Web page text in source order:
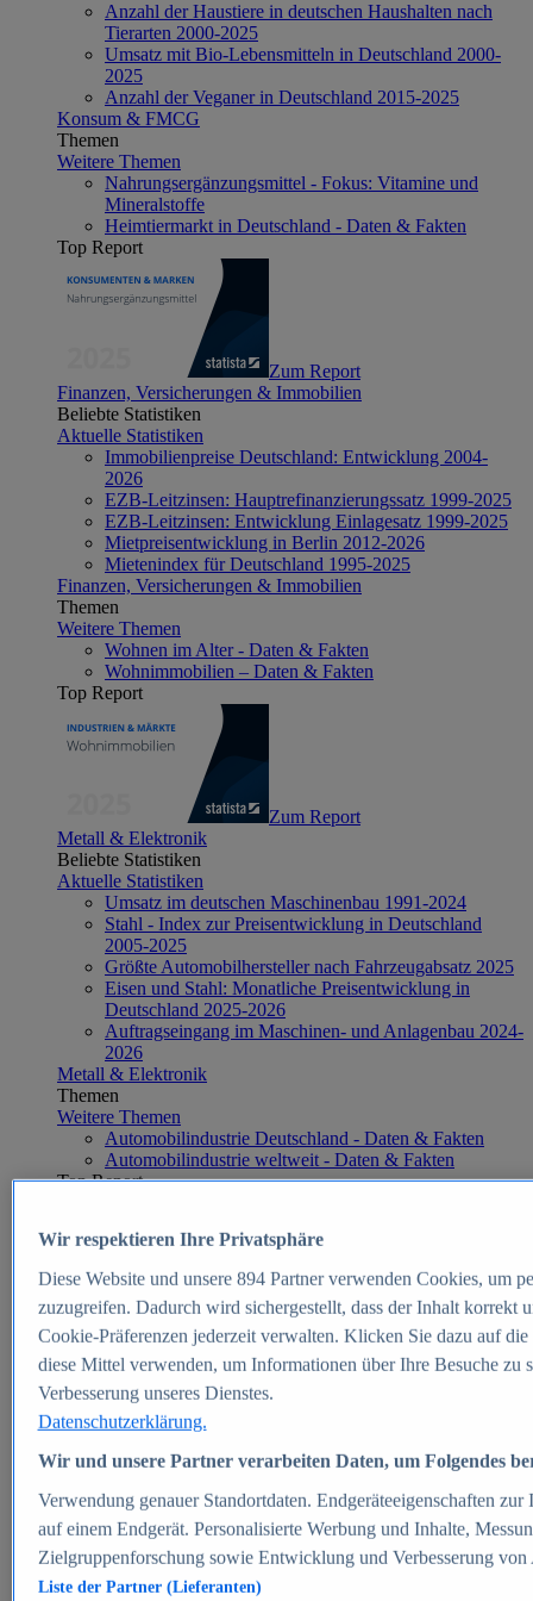
Anzahl der Haustiere in deutschen Haushalten nach
Tierarten 2000-2025
Umsatz mit Bio-Lebensmitteln in Deutschland 2000-
2025
Anzahl der Veganer in Deutschland 2015-2025
Konsum & FMCG
Themen
Weitere Themen
Nahrungsergänzungsmittel - Fokus: Vitamine und
Mineralstoffe
Heimtiermarkt in Deutschland - Daten & Fakten
Top Report
Zum Report
Finanzen, Versicherungen & Immobilien
Beliebte Statistiken
Aktuelle Statistiken
Immobilienpreise Deutschland: Entwicklung 2004-
2026
EZB-Leitzinsen: Hauptrefinanzierungssatz 1999-2025
EZB-Leitzinsen: Entwicklung Einlagesatz 1999-2025
Mietpreisentwicklung in Berlin 2012-2026
Mietenindex für Deutschland 1995-2025
Finanzen, Versicherungen & Immobilien
Themen
Weitere Themen
Wohnen im Alter - Daten & Fakten
Wohnimmobilien – Daten & Fakten
Top Report
Zum Report
Metall & Elektronik
Beliebte Statistiken
Aktuelle Statistiken
Umsatz im deutschen Maschinenbau 1991-2024
Stahl - Index zur Preisentwicklung in Deutschland
2005-2025
Größte Automobilhersteller nach Fahrzeugabsatz 2025
Eisen und Stahl: Monatliche Preisentwicklung in
Deutschland 2025-2026
Auftragseingang im Maschinen- und Anlagenbau 2024-
2026
Metall & Elektronik
Themen
Weitere Themen
Automobilindustrie Deutschland - Daten & Fakten
Automobilindustrie weltweit - Daten & Fakten
Top Report
Zum Report
E-commerce
Beliebte Statistiken
Aktuelle Statistiken
E-Commerce - Entwicklung des Umsatzes in
Deutschland 1999-2025
Umsatz von Amazon in Deutschland und weltweit
2010-2025
B2C-E-Commerce: Top-50 Online Shops in
Deutschland 2024
Marktanteile von Online-Zahlungsverfahren in
Deutschland 2024
Umsatzstarke Warengruppen im Online-Handel in
Deutschland 2023-2025
Wir respektieren Ihre Privatsphäre
Diese Website und unsere 894Partner verwenden Cookies, um
zuzugreifen. Dadurch wird sichergestellt, dass der Inhalt korrekt
Cookie-Präferenzen jederzeit verwalten. Klicken Sie dazu auf
diese Mittel verwenden, um Informationen über Ihre Besuche
Verbesserung unseres Dienstes.
Datenschutzerklärung.
Wir und unsere Partner verarbeiten Daten, um Folgendes
Verwendung genauer Standortdaten. Endgeräteeigenschaften
auf einem Endgerät. Personalisierte Werbung und Inhalte,
Zielgruppenforschung sowie Entwicklung und Verbesserung von
Liste der Partner (Lieferanten)